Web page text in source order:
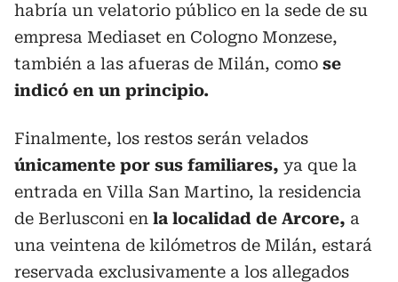
habría un velatorio público en la sede de su
empresa Mediaset en Cologno Monzese,
también a las afueras de Milán, como se
indicó en un principio.
Finalmente, los restos serán velados
únicamente por sus familiares, ya que la
entrada en Villa San Martino, la residencia
de Berlusconi en la localidad de Arcore, a
una veintena de kilómetros de Milán, estará
reservada exclusivamente a los allegados